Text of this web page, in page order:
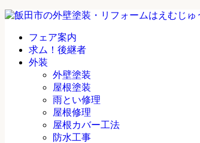
フェア案内
求ム！後継者
外装
外壁塗装
屋根塗装
雨とい修理
屋根修理
屋根カバー工法
防水工事